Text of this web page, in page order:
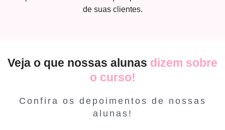
de suas clientes.
Veja o que nossas alunas dizem sobre
o curso!
Confira os depoimentos de nossas
alunas!